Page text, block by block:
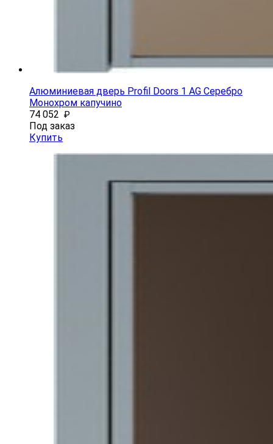
Алюминиевая дверь Profil Doors 1 AG Серебро
Монохром капучино
74 052 ₽
Под заказ
Купить